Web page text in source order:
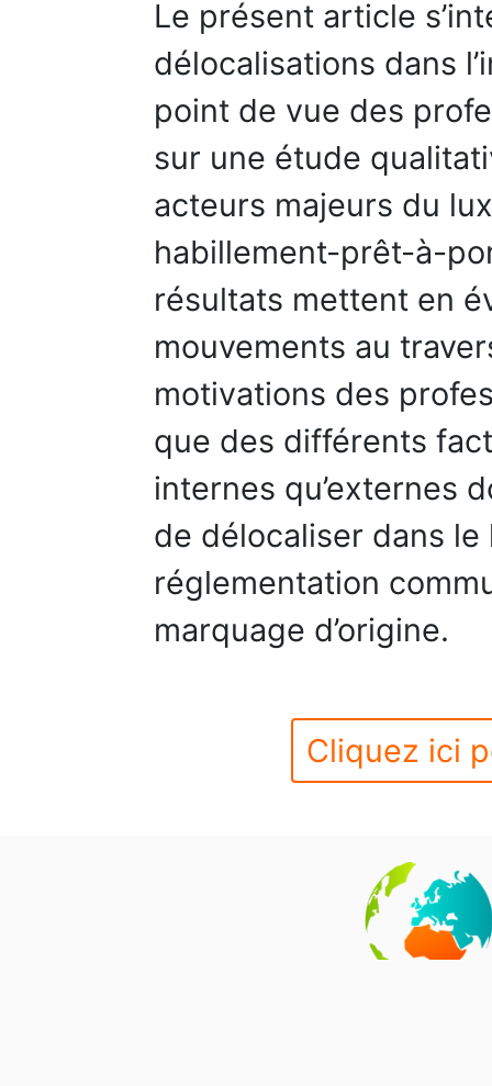
Le présent article
délocalisations dans
point de vue des
sur une étude
acteurs majeurs du
habillement-prêt-à-
résultats mettent en
mouvements au
motivations des
que des différents
internes qu’externes
de délocaliser dans
réglementation
marquage d’origine.
Cliquez ici